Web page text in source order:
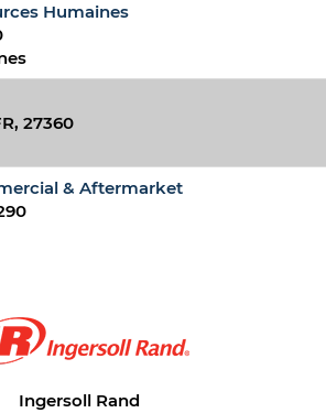
Humaines
27360
& Aftermarket
Ingersoll Rand